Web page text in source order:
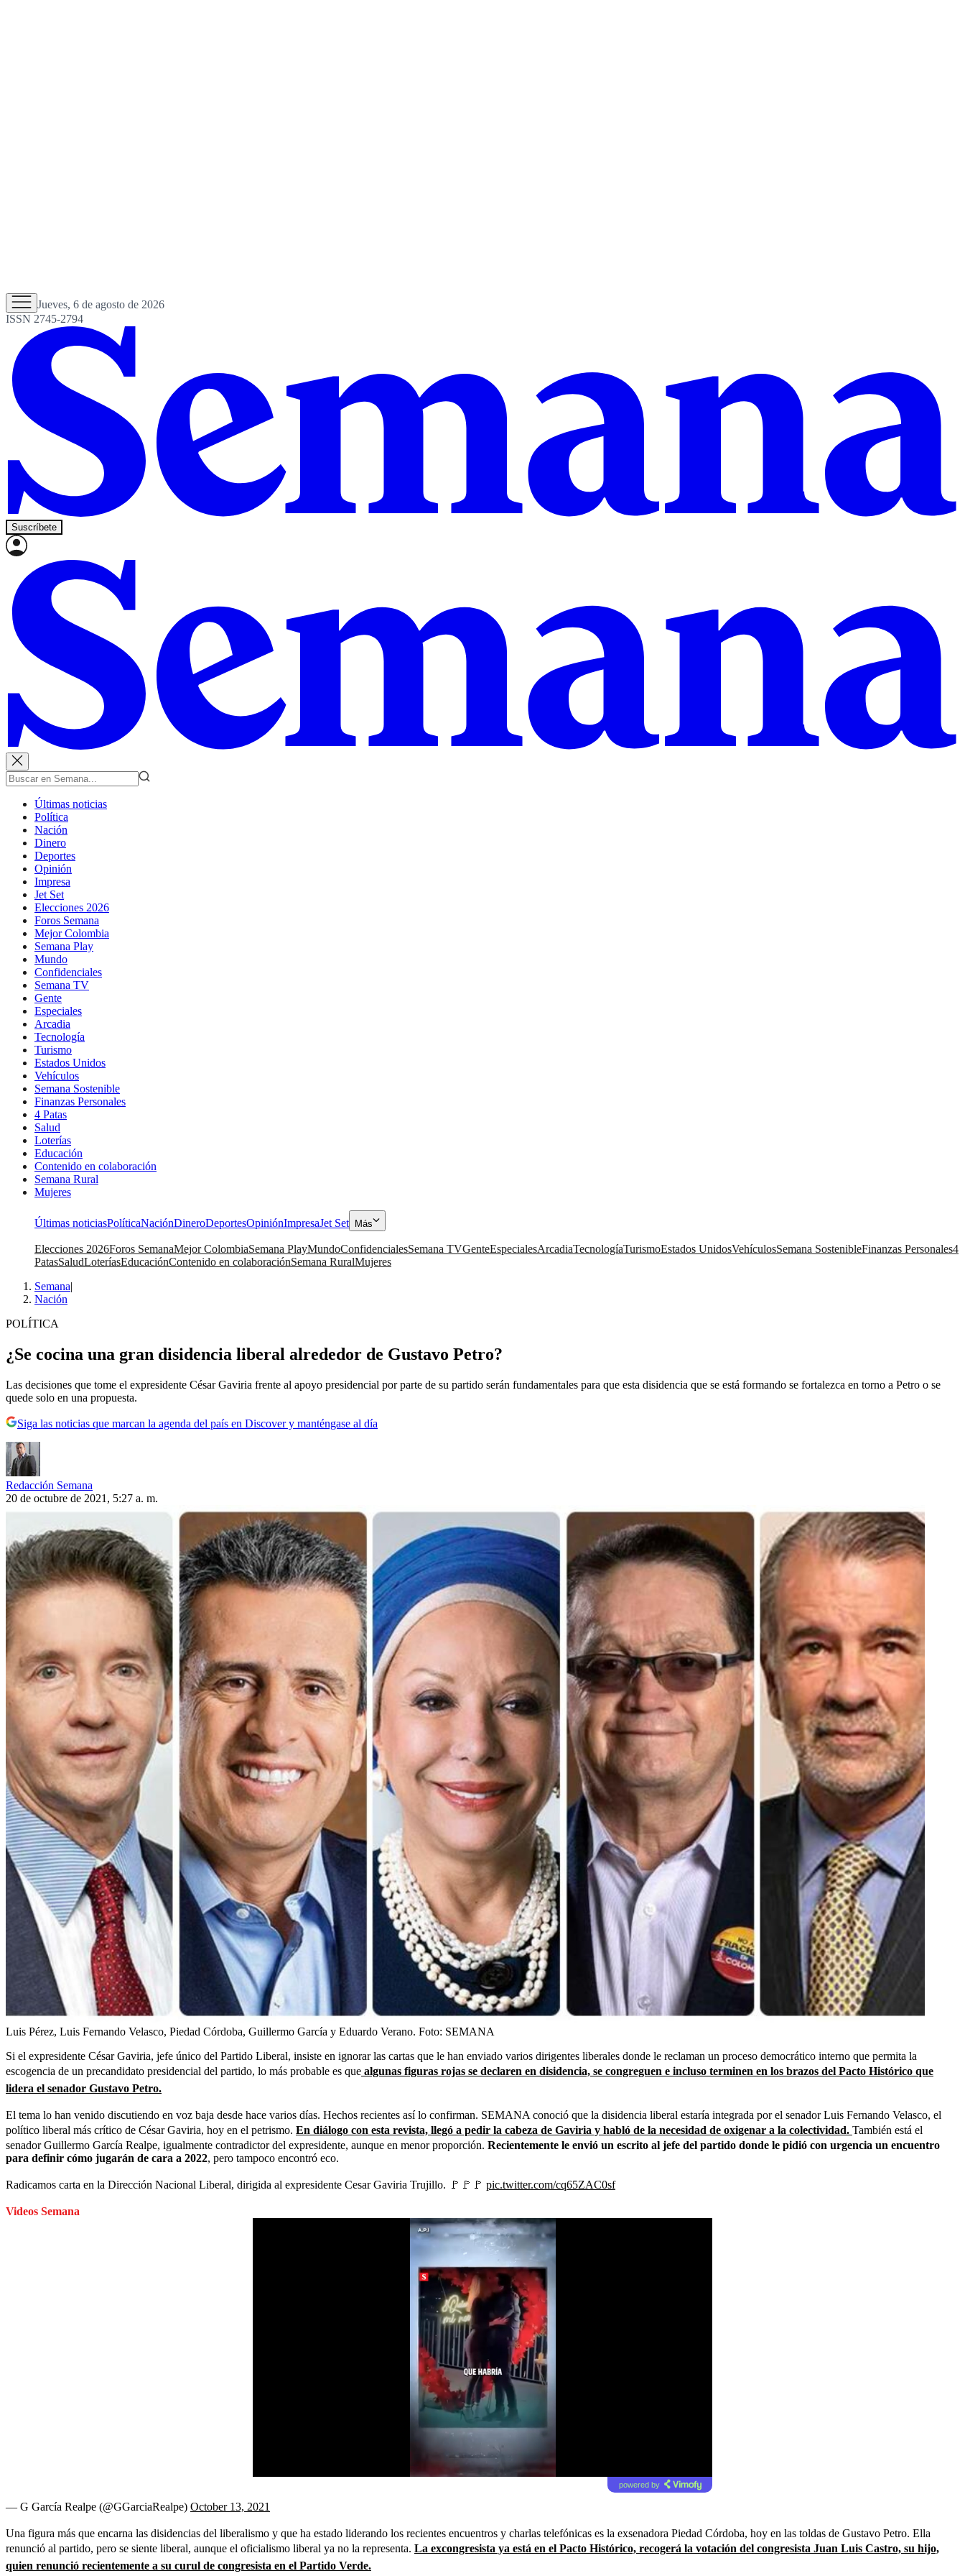
Jueves, 6 de agosto de 2026
ISSN 2745-2794
Suscríbete
Últimas noticias
Política
Nación
Dinero
Deportes
Opinión
Impresa
Jet Set
Elecciones 2026
Foros Semana
Mejor Colombia
Semana Play
Mundo
Confidenciales
Semana TV
Gente
Especiales
Arcadia
Tecnología
Turismo
Estados Unidos
Vehículos
Semana Sostenible
Finanzas Personales
4 Patas
Salud
Loterías
Educación
Contenido en colaboración
Semana Rural
Mujeres
Últimas noticiasPolíticaNaciónDineroDeportesOpiniónImpresaJet Set Más
Elecciones 2026Foros SemanaMejor ColombiaSemana PlayMundoConfidencialesSemana TVGenteEspecialesArcadiaTecnologíaTurismoEstados UnidosVehículosSemana SostenibleFinanzas Personales4
PatasSaludLoteríasEducaciónContenido en colaboraciónSemana RuralMujeres
Semana|
Nación
POLÍTICA
¿Se cocina una gran disidencia liberal alrededor de Gustavo Petro?
Las decisiones que tome el expresidente César Gaviria frente al apoyo presidencial por parte de su partido serán fundamentales para que esta disidencia que se está formando se fortalezca en torno a Petro o se
quede solo en una propuesta.
Siga las noticias que marcan la agenda del país en Discover y manténgase al día
Redacción Semana
20 de octubre de 2021, 5:27 a. m.
Luis Pérez, Luis Fernando Velasco, Piedad Córdoba, Guillermo García y Eduardo Verano. Foto: SEMANA
Si el expresidente César Gaviria, jefe único del Partido Liberal, insiste en ignorar las cartas que le han enviado varios dirigentes liberales donde le reclaman un proceso democrático interno que permita la
escogencia de un precandidato presidencial del partido, lo más probable es que algunas figuras rojas se declaren en disidencia, se congreguen e incluso terminen en los brazos del Pacto Histórico que
lidera el senador Gustavo Petro.
El tema lo han venido discutiendo en voz baja desde hace varios días. Hechos recientes así lo confirman. SEMANA conoció que la disidencia liberal estaría integrada por el senador Luis Fernando Velasco, el
político liberal más crítico de César Gaviria, hoy en el petrismo. En diálogo con esta revista, llegó a pedir la cabeza de Gaviria y habló de la necesidad de oxigenar a la colectividad. También está el
senador Guillermo García Realpe, igualmente contradictor del expresidente, aunque en menor proporción. Recientemente le envió un escrito al jefe del partido donde le pidió con urgencia un encuentro
para definir cómo jugarán de cara a 2022, pero tampoco encontró eco.
Radicamos carta en la Dirección Nacional Liberal, dirigida al expresidente Cesar Gaviria Trujillo. 🚩🚩🚩 pic.twitter.com/cq65ZAC0sf
Videos Semana
powered by
— G García Realpe (@GGarciaRealpe) October 13, 2021
Una figura más que encarna las disidencias del liberalismo y que ha estado liderando los recientes encuentros y charlas telefónicas es la exsenadora Piedad Córdoba, hoy en las toldas de Gustavo Petro. Ella
renunció al partido, pero se siente liberal, aunque el oficialismo liberal ya no la representa. La excongresista ya está en el Pacto Histórico, recogerá la votación del congresista Juan Luis Castro, su hijo,
quien renunció recientemente a su curul de congresista en el Partido Verde.